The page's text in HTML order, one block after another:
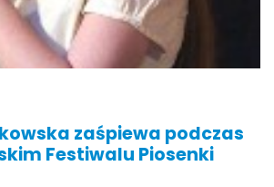
zaśpiewa podczas
Festiwalu Piosenki